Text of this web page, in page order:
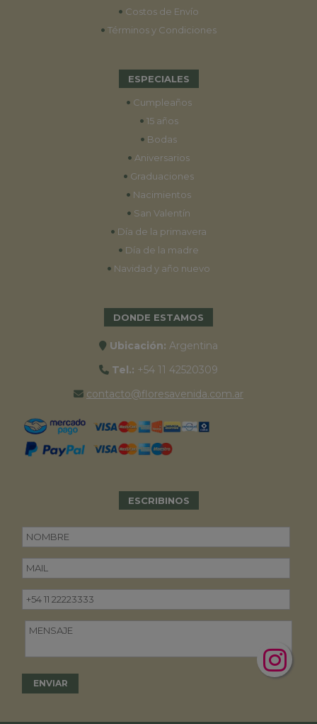
• Costos de Envío
• Términos y Condiciones
ESPECIALES
• Cumpleaños
• 15 años
• Bodas
• Aniversarios
• Graduaciones
• Nacimientos
• San Valentín
• Día de la primavera
• Día de la madre
• Navidad y año nuevo
DONDE ESTAMOS
Ubicación: Argentina
Tel.: +54 11 42520309
contacto@floresavenida.com.ar
ESCRIBINOS